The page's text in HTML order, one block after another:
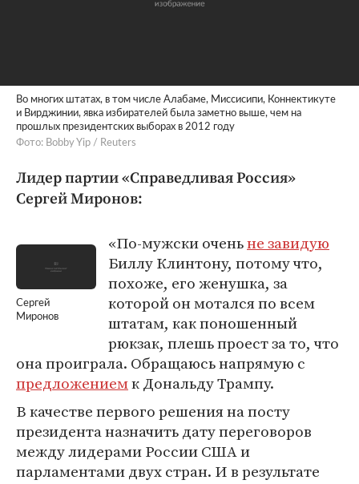
Во многих штатах, в том числе Алабаме, Миссисипи, Коннектикуте
и Вирджинии, явка избирателей была заметно выше, чем на
прошлых президентских выборах в 2012 году
Фото: Bobby Yip / Reuters
Лидер партии «Справедливая Россия»
Сергей Миронов:
Сергей
Миронов
«По-мужски оченьне завидую
Биллу Клинтону, потому что,
похоже, его женушка, за
которой он мотался по всем
штатам, как поношенный
рюкзак, плешь проест за то, что
она проиграла. Обращаюсь напрямую с
предложениемк Дональду Трампу.
В качестве первого решения на посту
президента назначить дату переговоров
между лидерами России США и
парламентами двух стран. И в результате